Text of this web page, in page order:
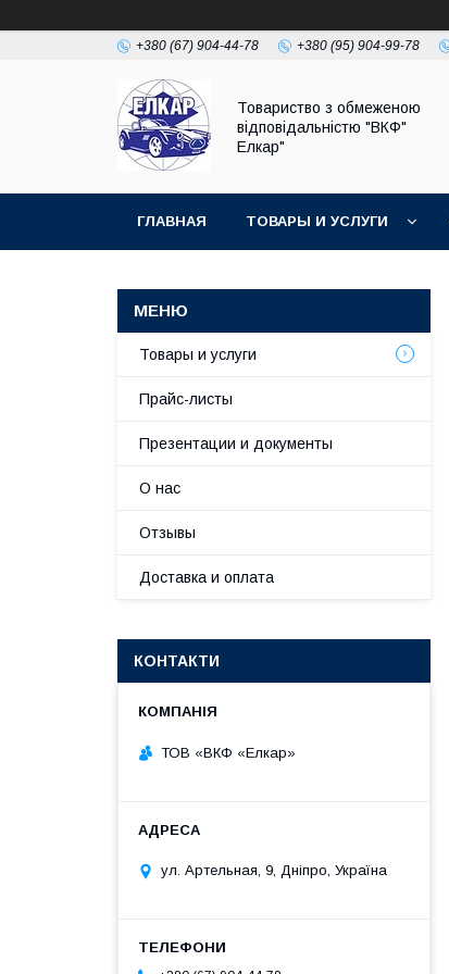
+380 (67) 904-44-78 +380 (95) 904-99-78
Товариство з обмеженою
відповідальністю "ВКФ"
Елкар"
ГЛАВНАЯ ТОВАРЫ И УСЛУГИ
Товары и услуги
Прайс-листы
Презентации и документы
О нас
Отзывы
Доставка и оплата
КОНТАКТИ
ТОВ «ВКФ «Елкар»
ул. Артельная, 9, Дніпро, Україна